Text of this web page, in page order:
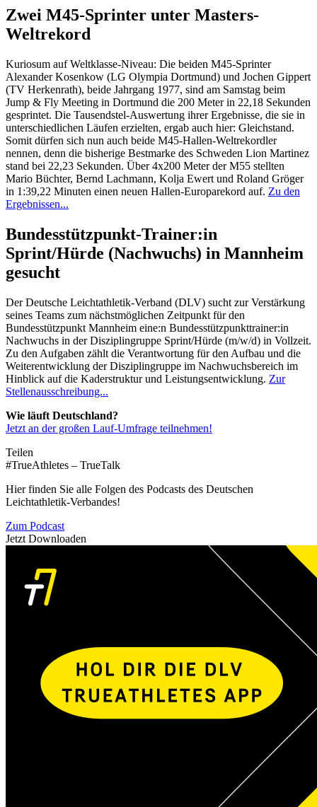
Zwei M45-Sprinter unter Masters-
Weltrekord
Kuriosum auf Weltklasse-Niveau: Die beiden M45-Sprinter
Alexander Kosenkow (LG Olympia Dortmund) und Jochen Gippert
(TV Herkenrath), beide Jahrgang 1977, sind am Samstag beim
Jump & Fly Meeting in Dortmund die 200 Meter in 22,18 Sekunden
gesprintet. Die Tausendstel-Auswertung ihrer Ergebnisse, die sie in
unterschiedlichen Läufen erzielten, ergab auch hier: Gleichstand.
Somit dürfen sich nun auch beide M45-Hallen-Weltrekordler
nennen, denn die bisherige Bestmarke des Schweden Lion Martinez
stand bei 22,23 Sekunden. Über 4x200 Meter der M55 stellten
Mario Büchter, Bernd Lachmann, Kolja Ewert und Roland Gröger
in 1:39,22 Minuten einen neuen Hallen-Europarekord auf. Zu den
Ergebnissen...
Bundesstützpunkt-Trainer:in
Sprint/Hürde (Nachwuchs) in Mannheim
gesucht
Der Deutsche Leichtathletik-Verband (DLV) sucht zur Verstärkung
seines Teams zum nächstmöglichen Zeitpunkt für den
Bundesstützpunkt Mannheim eine:n Bundesstützpunkttrainer:in
Nachwuchs in der Disziplingruppe Sprint/Hürde (m/w/d) in Vollzeit.
Zu den Aufgaben zählt die Verantwortung für den Aufbau und die
Weiterentwicklung der Disziplingruppe im Nachwuchsbereich im
Hinblick auf die Kaderstruktur und Leistungsentwicklung. Zur
Stellenausschreibung...
Wie läuft Deutschland?
Jetzt an der großen Lauf-Umfrage teilnehmen!
Teilen
#TrueAthletes – TrueTalk
Hier finden Sie alle Folgen des Podcasts des Deutschen
Leichtathletik-Verbandes!
Zum Podcast
Jetzt Downloaden